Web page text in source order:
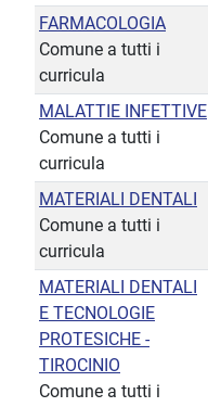
FARMACOLOGIA
Comune a tutti i
curricula
MALATTIE INFETTIVE
Comune a tutti i
curricula
MATERIALI DENTALI
Comune a tutti i
curricula
MATERIALI DENTALI
E TECNOLOGIE
PROTESICHE -
TIROCINIO
Comune a tutti i